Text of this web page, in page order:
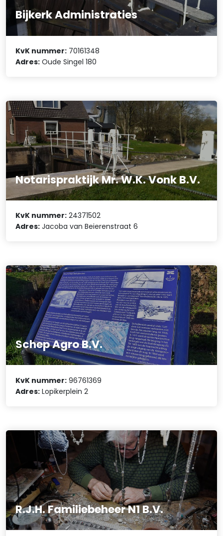
Bijkerk Administraties
KvK nummer: 70161348
Adres: Oude Singel 180
Notarispraktijk Mr. W.K. Vonk B.V.
KvK nummer: 24371502
Adres: Jacoba van Beierenstraat 6
Schep Agro B.V.
KvK nummer: 96761369
Adres: Lopikerplein 2
R.J.H. Familiebeheer N1 B.V.